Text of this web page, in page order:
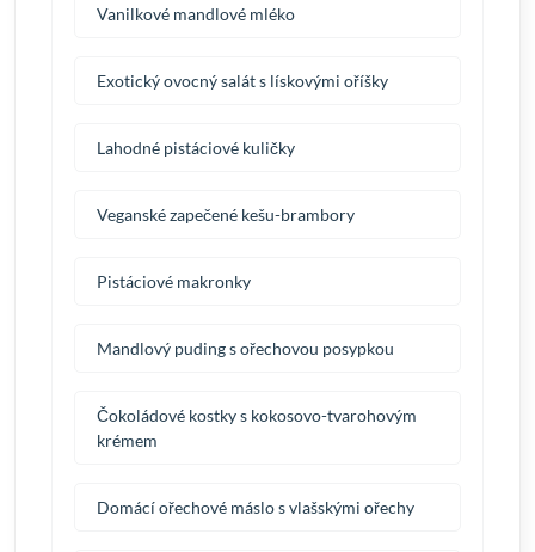
Vanilkové mandlové mléko
Exotický ovocný salát s lískovými oříšky
Lahodné pistáciové kuličky
Veganské zapečené kešu-brambory
Pistáciové makronky
Mandlový puding s ořechovou posypkou
Čokoládové kostky s kokosovo-tvarohovým
krémem
Domácí ořechové máslo s vlašskými ořechy